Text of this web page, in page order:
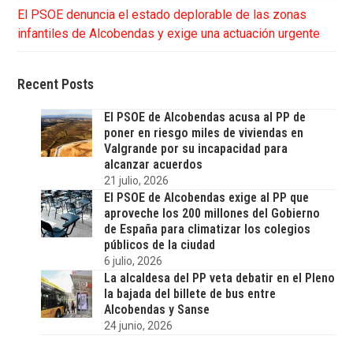
El PSOE denuncia el estado deplorable de las zonas
infantiles de Alcobendas y exige una actuación urgente
Recent Posts
El PSOE de Alcobendas acusa al PP de
poner en riesgo miles de viviendas en
Valgrande por su incapacidad para
alcanzar acuerdos
21 julio, 2026
El PSOE de Alcobendas exige al PP que
aproveche los 200 millones del Gobierno
de España para climatizar los colegios
públicos de la ciudad
6 julio, 2026
La alcaldesa del PP veta debatir en el Pleno
la bajada del billete de bus entre
Alcobendas y Sanse
24 junio, 2026